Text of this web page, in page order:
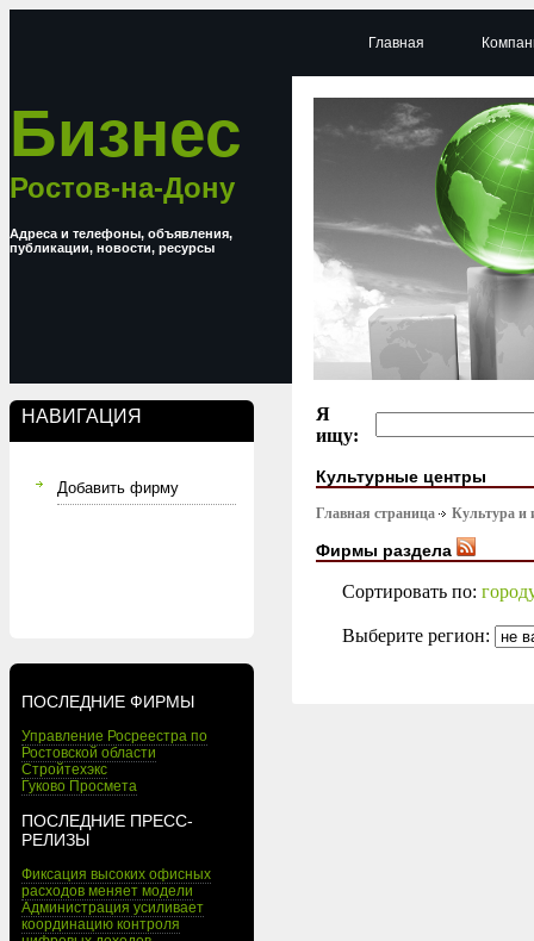
Бизнес
Ростов-на-Дону
Адреса и телефоны, объявления,
публикации, новости, ресурсы
НАВИГАЦИЯ
Добавить фирму
ПОСЛЕДНИЕ ФИРМЫ
Управление Росреестра по
Ростовской области
Стройтехэкс
Гуково Просмета
ПОСЛЕДНИЕ ПРЕСС-
РЕЛИЗЫ
Фиксация высоких офисных
расходов меняет модели
Администрация усиливает
координацию контроля
Главная
Я
ищу:
Культурные центры
Главная страница Культура и
Фирмы раздела
Сортировать по:
Выберите регион: